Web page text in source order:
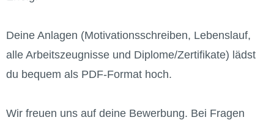
Deine Anlagen (Motivationsschreiben, Lebenslauf,
alle Arbeitszeugnisse und Diplome/Zertifikate) lädst
du bequem als PDF-Format hoch.
Wir freuen uns auf deine Bewerbung. Bei Fragen